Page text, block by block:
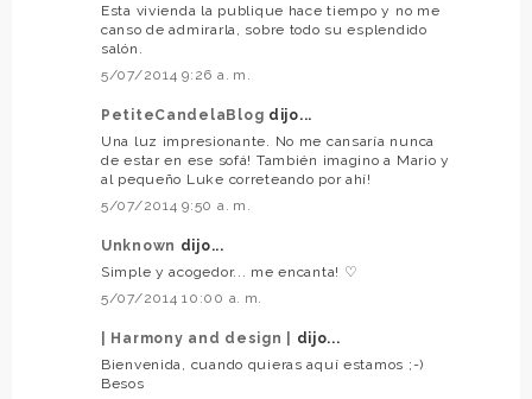
Esta vivienda la publique hace tiempo y no me
canso de admirarla, sobre todo su esplendido
salón.
5/07/2014 9:26 a. m.
PetiteCandelaBlog dijo...
Una luz impresionante. No me cansaría nunca
de estar en ese sofá! También imagino a Mario y
al pequeño Luke correteando por ahí!
5/07/2014 9:50 a. m.
Unknown dijo...
Simple y acogedor... me encanta! ♡
5/07/2014 10:00 a. m.
| Harmony and design |
dijo...
Bienvenida, cuando quieras aquí estamos ;-)
Besos